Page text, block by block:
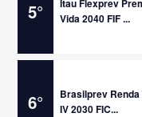
5°
Itau Flexprev
Vida 2040 FIF ...
6°
Brasilprev Renda
IV 2030 FIC...